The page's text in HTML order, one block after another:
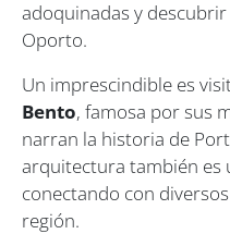
adoquinadas y
Oporto.
Un imprescindible es
Bento, famosa por sus
narran la historia de
arquitectura también es
conectando con
región.